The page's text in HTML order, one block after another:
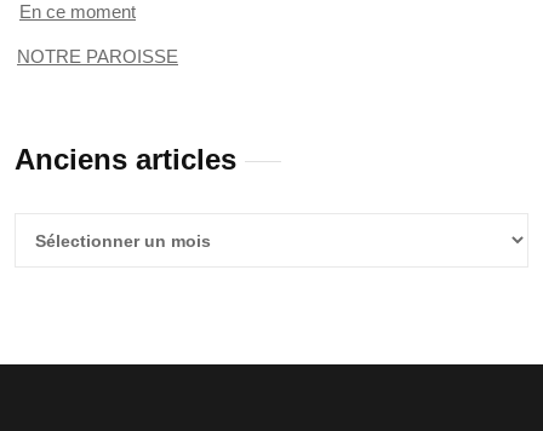
En ce moment
NOTRE PAROISSE
Anciens articles
articles